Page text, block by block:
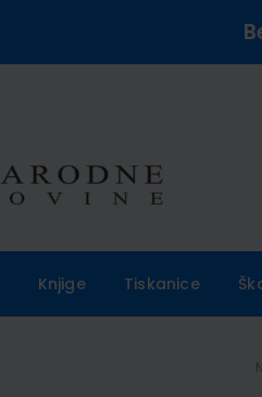
Knjige Tiskanice